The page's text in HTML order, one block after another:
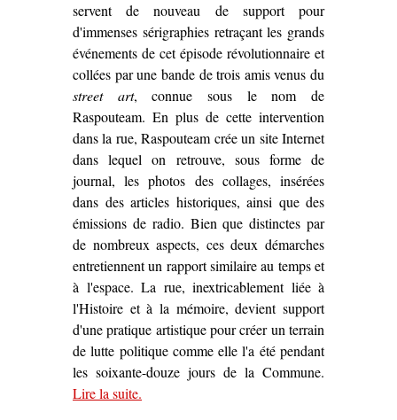
servent de nouveau de support pour
d'immenses sérigraphies retraçant les grands
événements de cet épisode révolutionnaire et
collées par une bande de trois amis venus du
street art, connue sous le nom de
Raspouteam. En plus de cette intervention
dans la rue, Raspouteam crée un site Internet
dans lequel on retrouve, sous forme de
journal, les photos des collages, insérées
dans des articles historiques, ainsi que des
émissions de radio. Bien que distinctes par
de nombreux aspects, ces deux démarches
entretiennent un rapport similaire au temps et
à l'espace. La rue, inextricablement liée à
l'Histoire et à la mémoire, devient support
d'une pratique artistique pour créer un terrain
de lutte politique comme elle l'a été pendant
les soixante-douze jours de la Commune.
Lire la suite– ‘La Commune « marouflée » dans Paris :
.